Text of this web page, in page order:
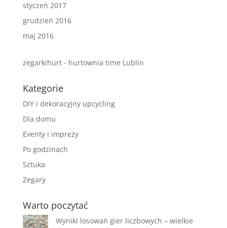
styczeń 2017
grudzień 2016
maj 2016
zegarkihurt - hurtownia time Lublin
Kategorie
DIY i dekoracyjny upcycling
Dla domu
Eventy i imprezy
Po godzinach
Sztuka
Zegary
Warto poczytać
Wyniki losowań gier liczbowych – wielkie